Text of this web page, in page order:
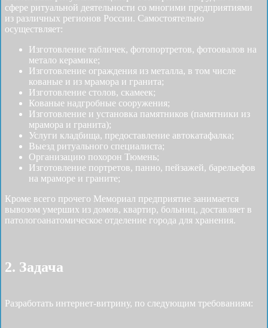
сфере ритуальной деятельности со многими предприятиями
из различных регионов России. Самостоятельно
осуществляет:
Изготовление табличек, фотопортретов, фотоовалов на
метало керамике;
Изготовление ограждения из металла, в том числе
кованые и из мрамора и гранита;
Изготовление столов, скамеек;
Кованые надгробные сооружения;
Изготовление и установка памятников (памятники из
мрамора и гранита);
Услуги кладбища, предоставление автокатафалка;
Выезд ритуального специалиста;
Организацию похорон Тюмень;
Изготовление портретов, панно, пейзажей, барельефов
на мраморе и граните;
Кроме всего прочего Мемориал предприятие занимается
вывозом умерших из домов, квартир, больниц, доставляет в
патологоанатомическое отделение города для хранения.
2. Задача
Разработать интернет-витрину, по следующим требованиям: